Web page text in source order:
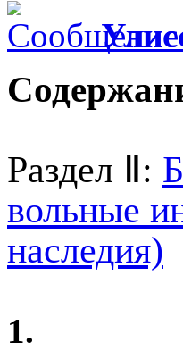
Раздел Ⅱ:
вольные
наследия)
1.